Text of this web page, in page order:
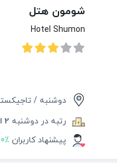
شومون هتل
Hotel Shumon
دوشنبه /
رتبه در دوشنبه 2 از 18 هتل
پیشنهاد کاربران 0٪ از 0 رای